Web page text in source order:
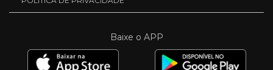
Baixe o APP